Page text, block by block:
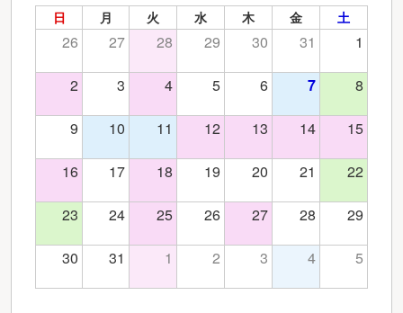
日 月 火 水 木 金 土
26 27 28 29 30 31 1
2 3 4 5 6 7 8
9 10 11 12 13 14 15
16 17 18 19 20 21 22
23 24 25 26 27 28 29
30 31 1 2 3 4 5